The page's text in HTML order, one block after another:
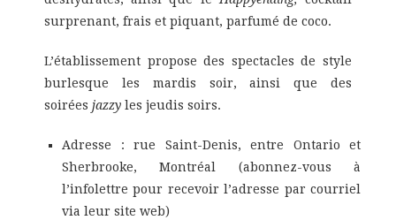
surprenant, frais et piquant, parfumé de coco.
L’établissement propose des spectacles de style
burlesque les mardis soir, ainsi que des
soirées jazzy les jeudis soirs.
Adresse : rue Saint-Denis, entre Ontario et
Sherbrooke, Montréal (abonnez-vous à
l’infolettre pour recevoir l’adresse par courriel
via leur site web)